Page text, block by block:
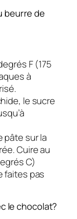
beurre de
F (175
à
le sucre
pâte sur la
Cuire au
C)
faites pas
le chocolat?